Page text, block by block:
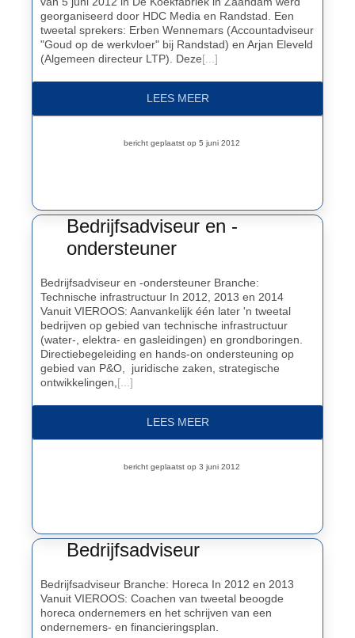
georganiseerd door HDC Media en Randstad. Een
tweetal sprekers: Erben Wennemars (Accountadviseur
"Goud op de werkvloer" bij Randstad) en Arjan Eleveld
(Algemeen directeur LTP). Deze[...]
LEES MEER
bericht geplaatst op 5 juni 2012
Bedrijfsadviseur en -
ondersteuner
Bedrijfsadviseur en -ondersteuner Branche:
Technische infrastructuur In 2012, 2013 en 2014
Vanuit VIEROOS: Aanvankelijk één later 'n tweetal
bedrijven op gebied van technische infrastructuur
(water-, elektra- en gasleidingen) en grondboringen.
Directiebegeleiding en hands-on ondersteuning op
gebied van P&O, juridische zaken, strategische
ontwikkelingen,[...]
LEES MEER
bericht geplaatst op 3 juni 2012
Bedrijfsadviseur
Bedrijfsadviseur Branche: Horeca In 2012 en 2013
Vanuit VIEROOS: Coachen van tweetal beoogde
horeca ondernemers en het schrijven van een
ondernemers- en financieringsplan.